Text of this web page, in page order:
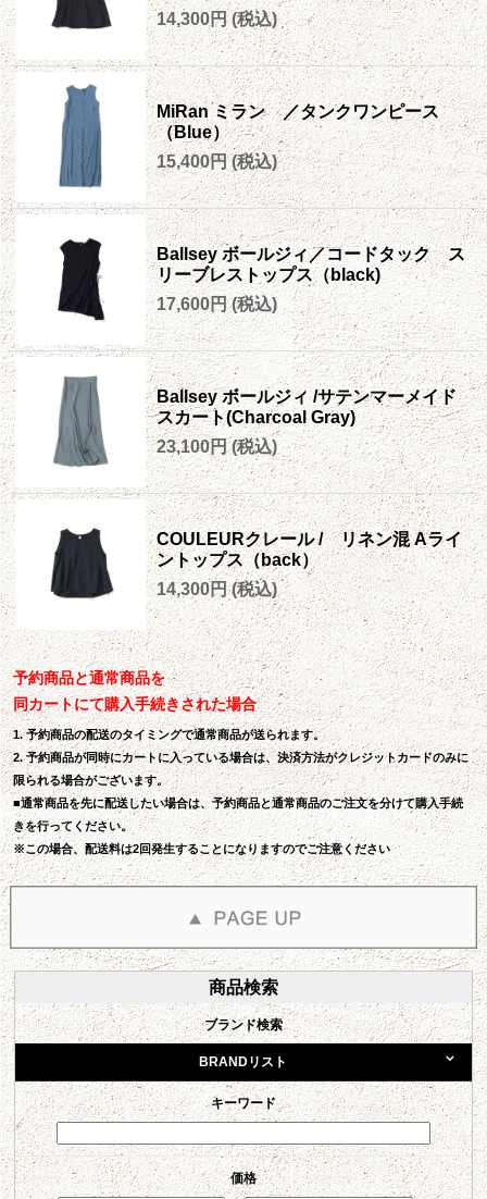
14,300円 (税込)
MiRan ミラン ／タンクワンピース
（Blue）
15,400円 (税込)
Ballsey ボールジィ／コードタック ス
リーブレストップス（black)
17,600円 (税込)
Ballsey ボールジィ /サテンマーメイド
スカート(Charcoal Gray)
23,100円 (税込)
COULEURクレール / リネン混 Aライ
ントップス（back）
14,300円 (税込)
予約商品と通常商品を
同カートにて購入手続きされた場合
1. 予約商品の配送のタイミングで通常商品が送られます。
2. 予約商品が同時にカートに入っている場合は、決済方法がクレジットカードのみに
限られる場合がございます。
■通常商品を先に配送したい場合は、予約商品と通常商品のご注文を分けて購入手続
きを行ってください。
※この場合、配送料は2回発生することになりますのでご注意ください
商品検索
ブランド検索
BRANDリスト
キーワード
価格